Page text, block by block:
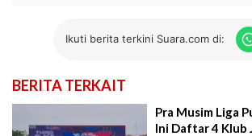
Ikuti berita terkini Suara.com di:
BERITA TERKAIT
Pra Musim Liga
Ini Daftar 4 Klub